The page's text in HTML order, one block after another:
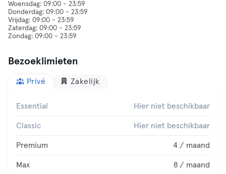
Woensdag: 09:00 - 23:59
Donderdag: 09:00 - 23:59
Vrijdag: 09:00 - 23:59
Zaterdag: 09:00 - 23:59
Bezoeklimieten
Privé Zakelijk
Essential Hier niet beschikbaar
Classic Hier niet beschikbaar
Premium 4 / maand
Max 8 / maand